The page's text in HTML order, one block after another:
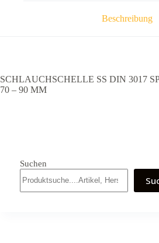
Beschreibung
SCHLAUCHSCHELLE SS DIN 3017
70 – 90 MM
Suchen